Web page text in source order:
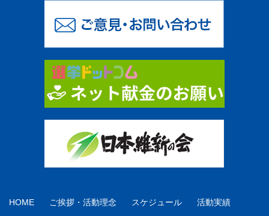
HOME ご挨拶・活動理念 スケジュール 活動実績